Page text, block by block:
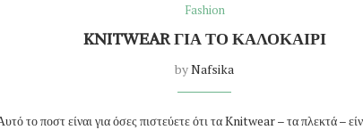
Fashion
KNITWEAR ΓΙΑ ΤΟ ΚΑΛΟΚΑΙΡΙ
byNafsika
το ποστ είναι για όσες πιστεύετε ότι τα Knitwear – τα πλεκτά –